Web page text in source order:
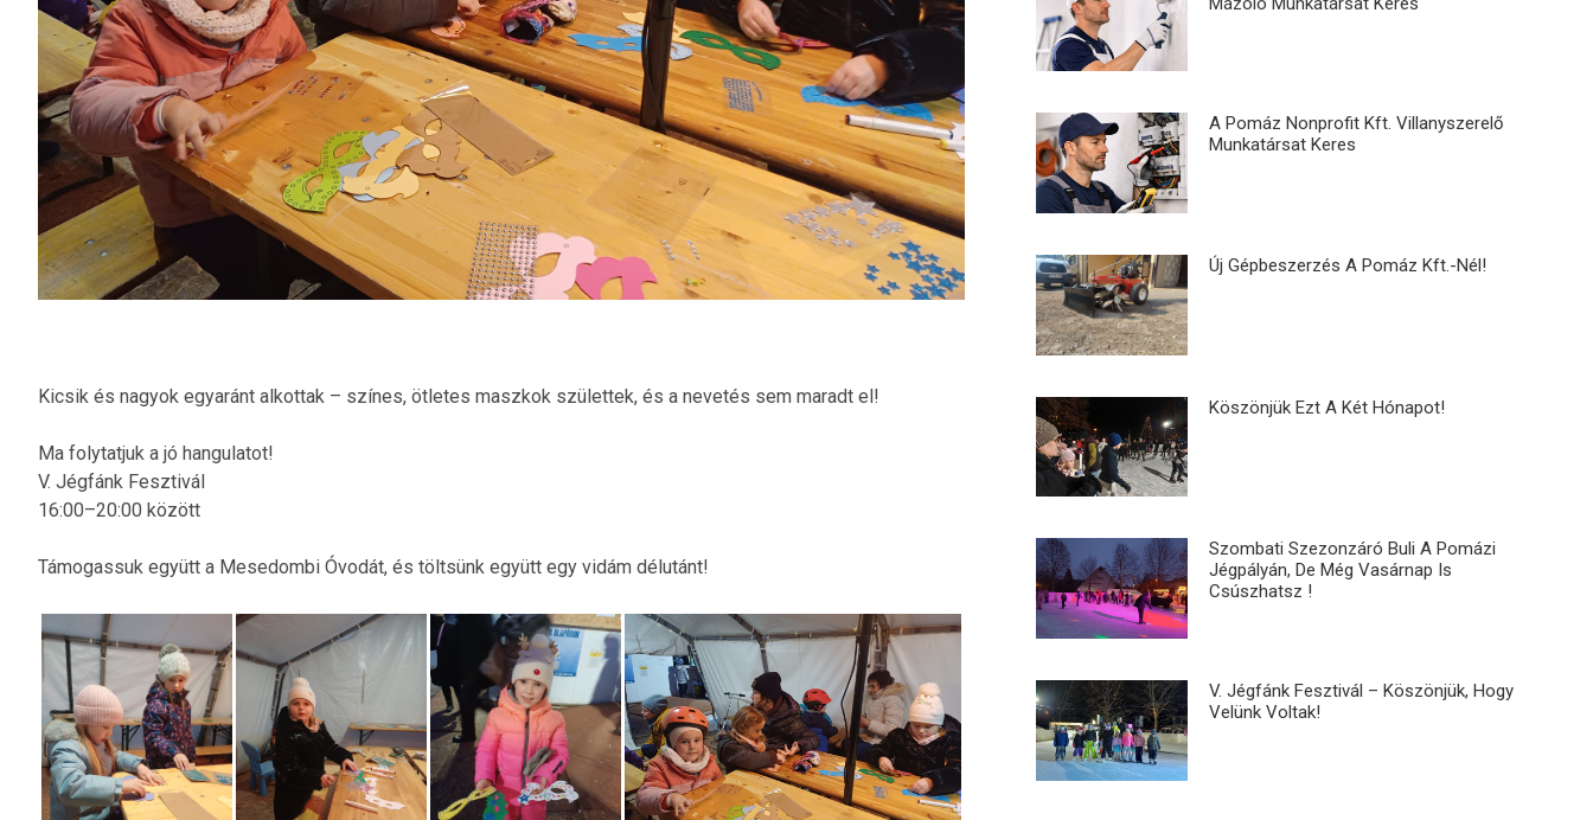
Kicsik és nagyok egyaránt alkottak – színes, ötletes maszkok születtek, és a nevetés sem maradt el!
Ma folytatjuk a jó hangulatot!
V. Jégfánk Fesztivál
16:00–20:00 között
Támogassuk együtt a Mesedombi Óvodát, és töltsünk együtt egy vidám délutánt!
A Pomáz Nonprofit Kft. Villanyszerelő
Munkatársat Keres
Új Gépbeszerzés A Pomáz Kft.-Nél!
Köszönjük Ezt A Két Hónapot!
Szombati Szezonzáró Buli A Pomázi
Jégpályán, De Még Vasárnap Is
Csúszhatsz !
V. Jégfánk Fesztivál – Köszönjük, Hogy
Velünk Voltak!